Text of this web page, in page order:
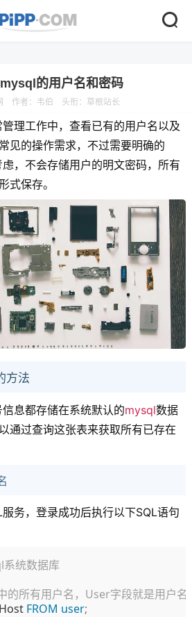
的用户名和密码
作者：韦伯 头衔：草根站长
理工作中，查看已有的用户名以及
见的操作需求，不过需要明确的
，不会存储用户的明文密码，所有
式保存。
方法
息都存储在系统默认的mysql数据
通过查询这张表来获取所有已存在
务，登录成功后执行以下SQL语句
统数据库
的所有用户名，User字段就是用户
Host FROM user;